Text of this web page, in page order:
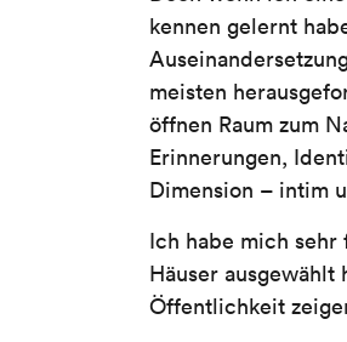
kennen gelernt
meisten
öffnen Raum zum
Erinnerungen,
Dimension – intim
Ich habe mich
Häuser
Öffentlichkeit